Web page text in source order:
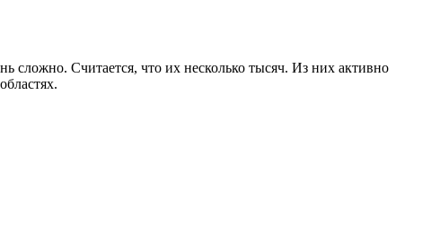
сложно. Считается, что их несколько тысяч. Из них активно